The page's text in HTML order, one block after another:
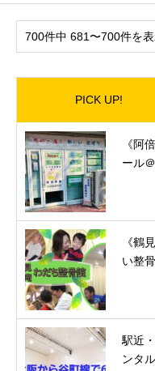
700件中 681〜700件を
PICK UP!
《阿
ール＠
《鶴
い整
駅近
ンタ